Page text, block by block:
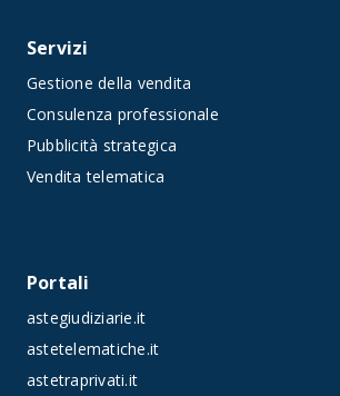
Servizi
Gestione della vendita
Consulenza professionale
Pubblicità strategica
Vendita telematica
Portali
astegiudiziarie.it
astetelematiche.it
astetraprivati.it